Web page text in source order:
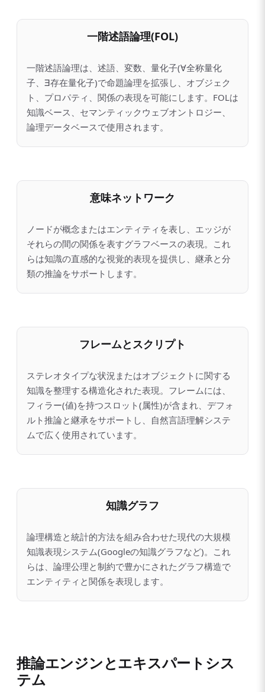
一階述語論理(FOL)
一階述語論理は、述語、変数、量化子(∀全称量化
子、∃存在量化子)で命題論理を拡張し、オブジェク
ト、プロパティ、関係の表現を可能にします。FOLは
知識ベース、セマンティックウェブオントロジー、
論理データベースで使用されます。
意味ネットワーク
ノードが概念またはエンティティを表し、エッジが
それらの間の関係を表すグラフベースの表現。これ
らは知識の直感的な視覚的表現を提供し、継承と分
類の推論をサポートします。
フレームとスクリプト
ステレオタイプな状況またはオブジェクトに関する
知識を整理する構造化された表現。フレームには、
フィラー(値)を持つスロット(属性)が含まれ、デフォ
ルト推論と継承をサポートし、自然言語理解システ
ムで広く使用されています。
知識グラフ
論理構造と統計的方法を組み合わせた現代の大規模
知識表現システム(Googleの知識グラフなど)。これ
らは、論理公理と制約で豊かにされたグラフ構造で
エンティティと関係を表現します。
推論エンジンとエキスパートシス
テム